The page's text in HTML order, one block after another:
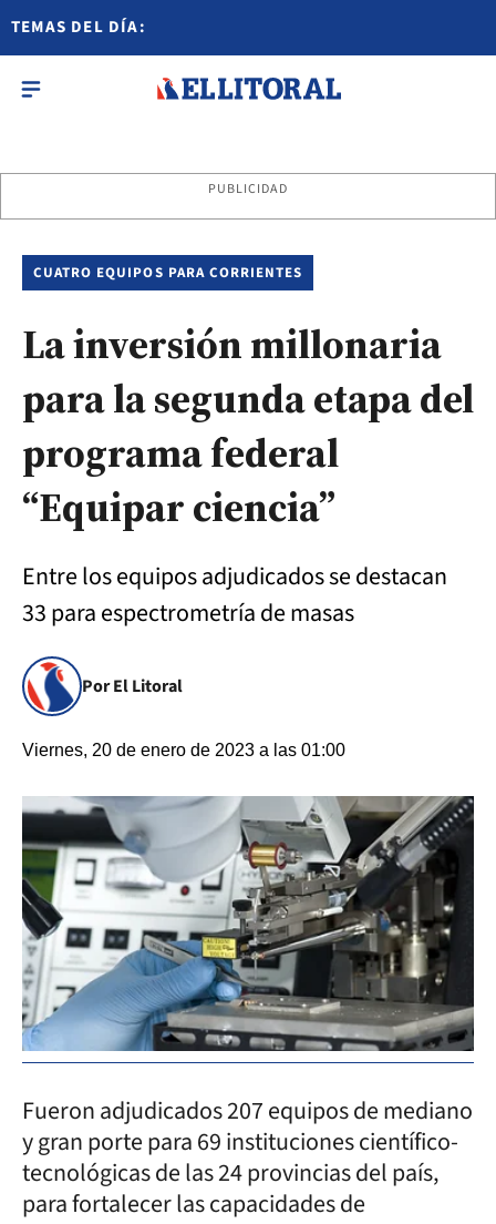
TEMAS DEL DÍA:
PUBLICIDAD
CUATRO EQUIPOS PARA CORRIENTES
La inversión millonaria
para la segunda etapa del
programa federal
“Equipar ciencia”
Entre los equipos adjudicados se destacan
33 para espectrometría de masas
Por El Litoral
Viernes, 20 de enero de 2023 a las 01:00
Fueron adjudicados 207 equipos de mediano
y gran porte para 69 instituciones científico-
tecnológicas de las 24 provincias del país,
para fortalecer las capacidades de